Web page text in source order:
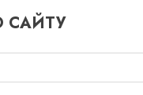
САЙТУ